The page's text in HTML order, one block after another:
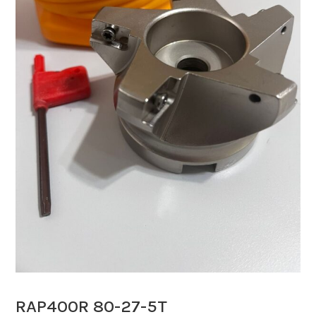
RAP400R 80-27-5T